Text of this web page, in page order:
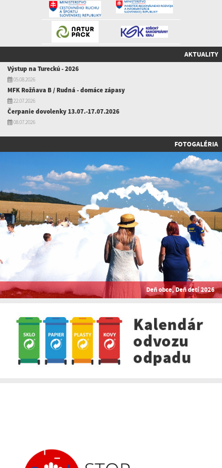
AKTUALITY
Výstup na Tureckú - 2026
05.08.2026
MFK Rožňava B / Rudná - domáce zápasy
22.07.2026
Čerpanie dovolenky 13.07.-17.07.2026
08.07.2026
FOTOGALÉRIA
Deň obce, Deň detí 2026